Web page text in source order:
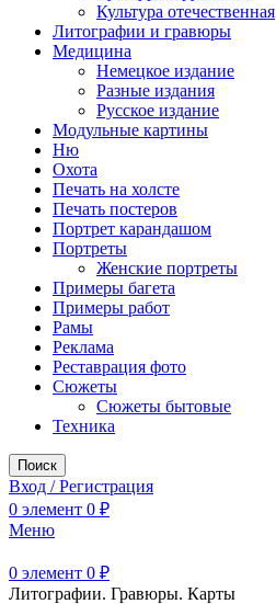
Культура отечественная
Литографии и гравюры
Медицина
Немецкое издание
Разные издания
Русское издание
Модульные картины
Ню
Охота
Печать на холсте
Печать постеров
Портрет карандашом
Портреты
Женские портреты
Примеры багета
Примеры работ
Рамы
Реклама
Реставрация фото
Сюжеты
Сюжеты бытовые
Техника
Поиск
Вход / Регистрация
0 элемент 0 ₽
Меню
0 элемент 0 ₽
Литографии. Гравюры. Карты